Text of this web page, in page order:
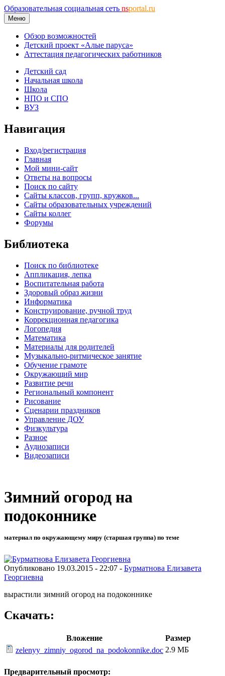
Образовательная социальная сеть nsportal.ru
Меню
Обзор возможностей
Детский проект «Алые паруса»
Аттестация педагогических работников
Детский сад
Начальная школа
Школа
НПО и СПО
ВУЗ
Навигация
Вход/регистрация
Главная
Мой мини-сайт
Ответы на вопросы
Поиск по сайту
Сайты классов, групп, кружков...
Сайты образовательных учреждений
Сайты коллег
Форумы
Библиотека
Поиск по библиотеке
Аппликация, лепка
Воспитательная работа
Здоровый образ жизни
Информатика
Конструирование, ручной труд
Коррекционная педагогика
Логопедия
Математика
Материалы для родителей
Музыкально-ритмическое занятие
Обучение грамоте
Окружающий мир
Развитие речи
Региональный компонент
Рисование
Сценарии праздников
Управление ДОУ
Физкультура
Разное
Аудиозаписи
Видеозаписи
Зимний огород на
подоконнике
материал по окружающему миру (старшая группа) по теме
Опубликовано 19.03.2015 - 22:07 - Бурматнова Елизавета
Георгиевна
вырастили зимний огород на подоконнике
Скачать:
Вложение
Размер
zelenyy_zimniy_ogorod_na_podokonnike.doc 2.9 МБ
Предварительный просмотр: